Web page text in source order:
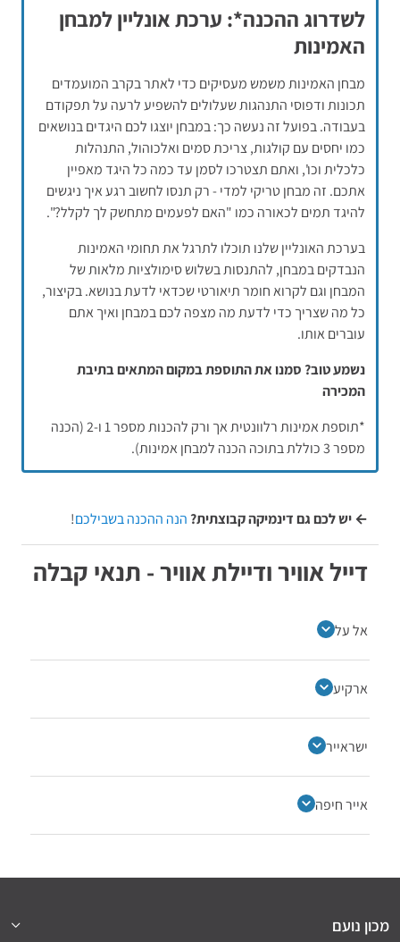
לשדרוג ההכנה*: ערכת אונליין למבחן
האמינות
מבחן האמינות משמש מעסיקים כדי לאתר בקרב המועמדים
תכונות ודפוסי התנהגות שעלולים להשפיע לרעה על תפקודם
בעבודה. בפועל זה נעשה כך: במבחן יוצגו לכם היגדים בנושאים
כמו יחסים עם קולגות, צריכת סמים ואלכוהול, התנהלות
כלכלית וכו', ואתם תצטרכו לסמן עד כמה כל היגד מאפיין
אתכם. זה מבחן טריקי למדי - רק תנסו לחשוב רגע איך ניגשים
להיגד תמים לכאורה כמו "האם לפעמים מתחשק לך לקלל?".
בערכת האונליין שלנו תוכלו לתרגל את תחומי האמינות
הנבדקים במבחן, להתנסות בשלוש סימולציות מלאות של
המבחן וגם לקרוא חומר תיאורטי שכדאי לדעת בנושא. בקיצור,
כל מה שצריך כדי לדעת מה מצפה לכם במבחן ואיך אתם
עוברים אותו.
נשמע טוב? סמנו את התוספת במקום המתאים בתיבת
המכירה
*תוספת אמינות רלוונטית אך ורק להכנות מספר 1 ו-2 (הכנה
מספר 3 כוללת בתוכה הכנה למבחן אמינות).
← יש לכם גם דינמיקה קבוצתית? הנה ההכנה בשבילכם!
דייל אוויר ודיילת אוויר - תנאי קבלה
אל על
ארקיע
ישראייר
אייר חיפה
מכון נועם